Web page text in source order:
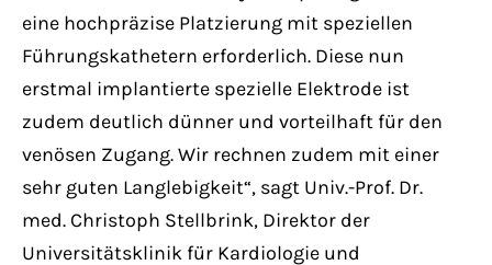
eine hochpräzise Platzierung mit speziellen
Führungskathetern erforderlich. Diese nun
erstmal implantierte spezielle Elektrode ist
zudem deutlich dünner und vorteilhaft für den
venösen Zugang. Wir rechnen zudem mit einer
sehr guten Langlebigkeit“, sagt Univ.-Prof. Dr.
med. Christoph Stellbrink, Direktor der
Universitätsklinik für Kardiologie und